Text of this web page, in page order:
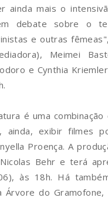
ainda mais o
debate sobre o
e outras
Meimei
e Cynthia
é uma
ainda, exibir filmes
Proença. A
Behr e terá
às 18h. Há
Árvore do